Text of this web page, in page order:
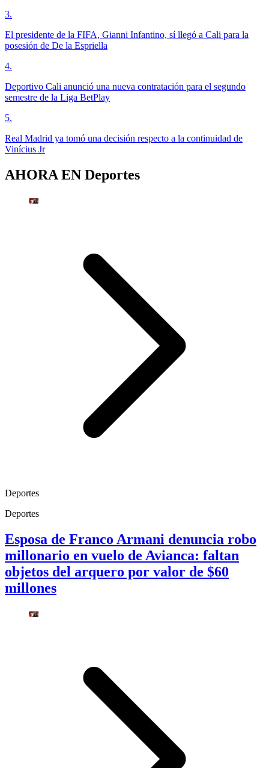
3.
El presidente de la FIFA, Gianni Infantino, sí llegó a Cali para la
posesión de De la Espriella
4.
Deportivo Cali anunció una nueva contratación para el segundo
semestre de la Liga BetPlay
5.
Real Madrid ya tomó una decisión respecto a la continuidad de
Vinícius Jr
AHORA EN Deportes
Deportes
Deportes
Esposa de Franco Armani denuncia robo
millonario en vuelo de Avianca: faltan
objetos del arquero por valor de $60
millones